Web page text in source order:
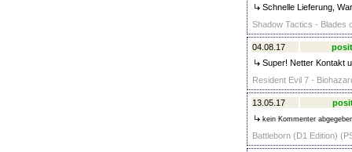
Schnelle Lieferung,
Shadow Tactics - Blades
04.08.17
Super! Netter Kontakt
Resident Evil 7 -
13.05.17
kein Kommenter
Battleborn (D1 Edition)